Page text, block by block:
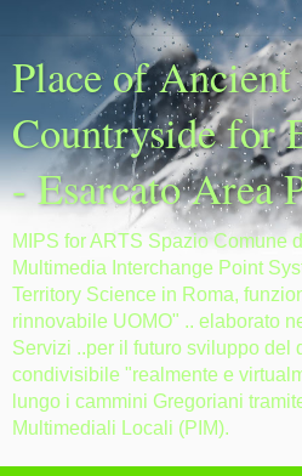
Place of Ancient
Countryside for
- Esarcato Area
MIPS for ARTS Spazio Comune
Multimedia Interchange Point
Territory Science in Roma,
rinnovabile UOMO" .. elaborato
Servizi ..per il futuro sviluppo del
condivisibile "realmente e
lungo i cammini Gregoriani
Multimediali Locali (PIM).